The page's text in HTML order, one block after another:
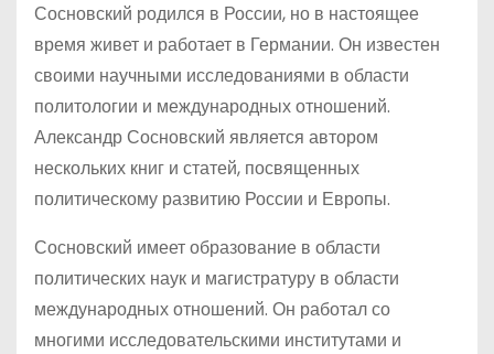
Сосновский родился в России, но в настоящее
время живет и работает в Германии. Он известен
своими научными исследованиями в области
политологии и международных отношений.
Александр Сосновский является автором
нескольких книг и статей, посвященных
политическому развитию России и Европы.
Сосновский имеет образование в области
политических наук и магистратуру в области
международных отношений. Он работал со
многими исследовательскими институтами и